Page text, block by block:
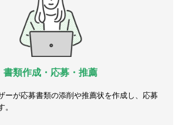
書類作成・応募・推薦
ーが応募書類の添削や推薦状を作成し、応募